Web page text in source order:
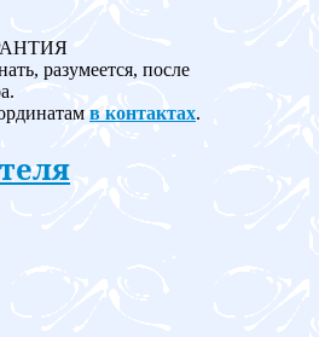
разумеется, после
в контактах.